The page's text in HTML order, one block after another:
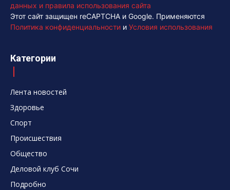
данных и правила использования сайта
Этот сайт защищен reCAPTCHA и Google. Применяются
Политика конфиденциальности и Условия использования
Категории
Лента новостей
Здоровье
Спорт
Происшествия
Общество
Деловой клуб Сочи
Подробно